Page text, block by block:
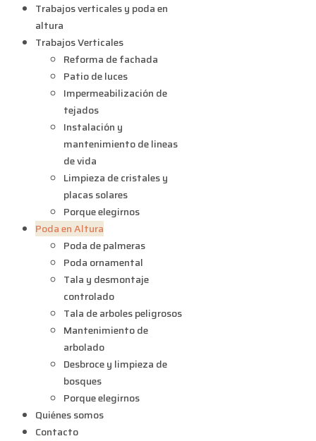
Trabajos verticales y poda en
altura
Trabajos Verticales
Reforma de fachada
Patio de luces
Impermeabilización de
tejados
Instalación y
mantenimiento de lineas
de vida
Limpieza de cristales y
placas solares
Porque elegirnos
Poda en Altura
Poda de palmeras
Poda ornamental
Tala y desmontaje
controlado
Tala de arboles peligrosos
Mantenimiento de
arbolado
Desbroce y limpieza de
bosques
Porque elegirnos
Quiénes somos
Contacto